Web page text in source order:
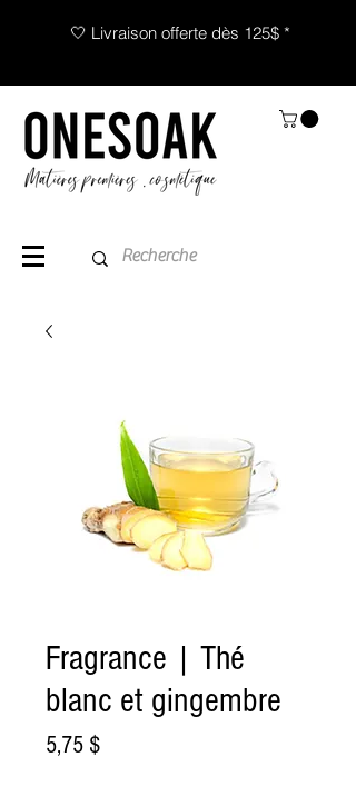
🤍 Livraison offerte dès 125$ *
Fragrance | Thé
blanc et gingembre
5,75 $Prix